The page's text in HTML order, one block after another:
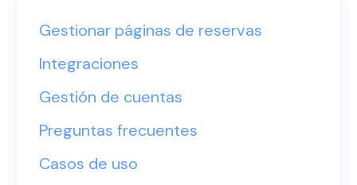
Gestionar páginas de reservas
Integraciones
Gestión de cuentas
Preguntas frecuentes
Casos de uso